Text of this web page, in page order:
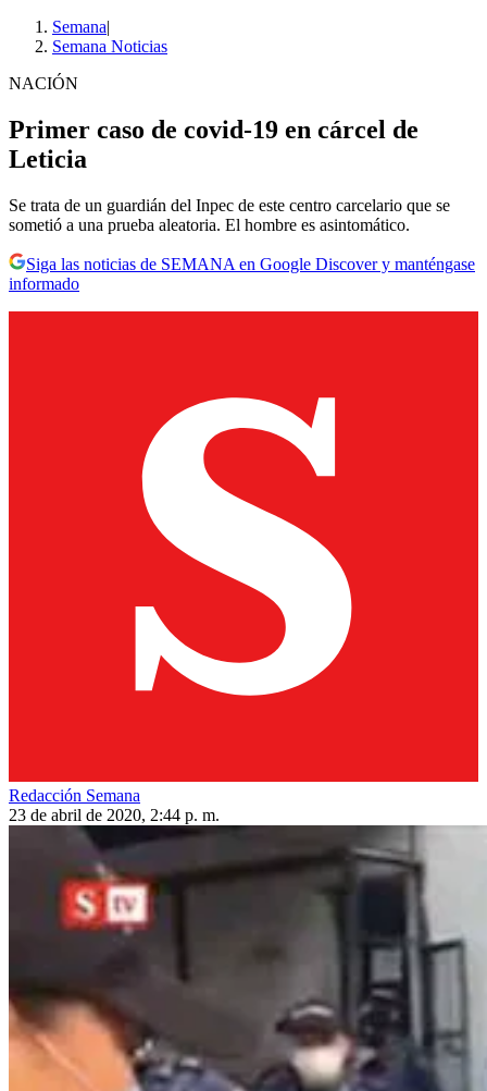
Semana|
Semana Noticias
NACIÓN
Primer caso de covid-19 en cárcel de
Leticia
Se trata de un guardián del Inpec de este centro carcelario que se
sometió a una prueba aleatoria. El hombre es asintomático.
Siga las noticias de SEMANA en Google Discover y manténgase
informado
Redacción Semana
23 de abril de 2020, 2:44 p. m.